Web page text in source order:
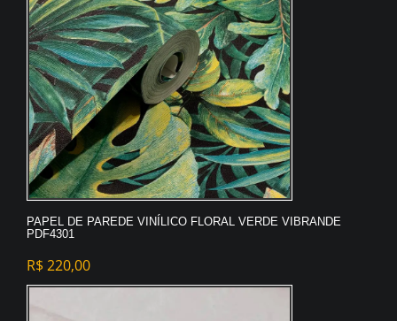
PAPEL DE PAREDE VINÍLICO FLORAL VERDE VIBRANDE
PDF4301
R$ 220,00